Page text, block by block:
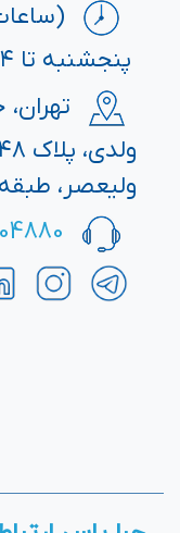
پنجشنبه تا ۱۴) بجز روزهای تعطیل
ولیعصر، طبقه